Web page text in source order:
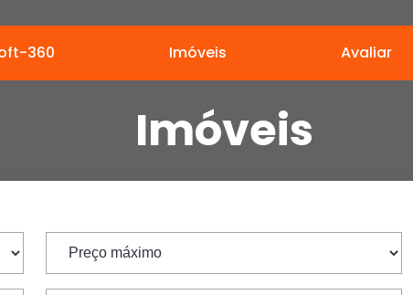
360 Imóveis Avaliar
Imóveis